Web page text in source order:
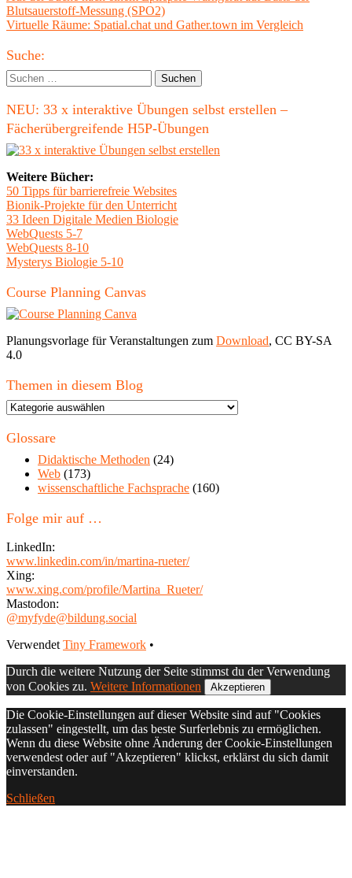
Beitrag:
Blutsauerstoff-Messung (SPO2)
Nächster
Virtuelle Räume: Spatial.chat und Gather.town im Vergleich
Haupt-
Seitenleiste
Suche:
Suchen
nach:
NEU: 33 x interaktive Übungen selbst erstellen –
Fächerübergreifende H5P-Übungen
Weitere Bücher:
50 Tipps für barrierefreie Websites
Bionik-Projekte für den Unterricht
33 Ideen Digitale Medien Biologie
WebQuests 5-7
WebQuests 8-10
Mysterys Biologie 5-10
Course Planning Canvas
Planungsvorlage für Veranstaltungen zum Download, CC BY-SA
4.0
Themen in diesem Blog
Themen
diesem
Glossare
Didaktische Methoden (24)
Web (173)
wissenschaftliche Fachsprache (160)
Folge mir auf …
LinkedIn:
www.linkedin.com/in/martina-rueter/
Xing:
www.xing.com/profile/Martina_Rueter/
Mastodon:
@myfyde@bildung.social
Footer
Inhalt
Verwendet Tiny Framework •
Durch die weitere Nutzung der Seite stimmst du der Verwendung
von Cookies zu. Weitere Informationen Akzeptieren
Die Cookie-Einstellungen auf dieser Website sind auf "Cookies
zulassen" eingestellt, um das beste Surferlebnis zu ermöglichen.
Wenn du diese Website ohne Änderung der Cookie-Einstellungen
verwendest oder auf "Akzeptieren" klickst, erklärst du sich damit
einverstanden.
Schließen